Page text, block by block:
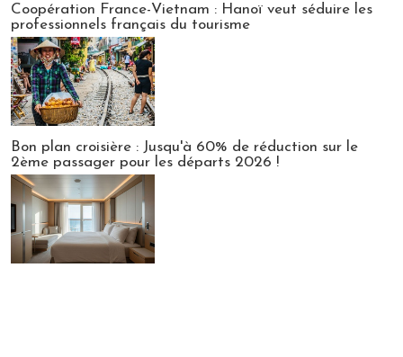
Coopération France-Vietnam : Hanoï veut séduire les
professionnels français du tourisme
Bon plan croisière : Jusqu'à 60% de réduction sur le
2ème passager pour les départs 2026 !